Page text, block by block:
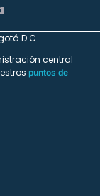
D.C
central
puntos de